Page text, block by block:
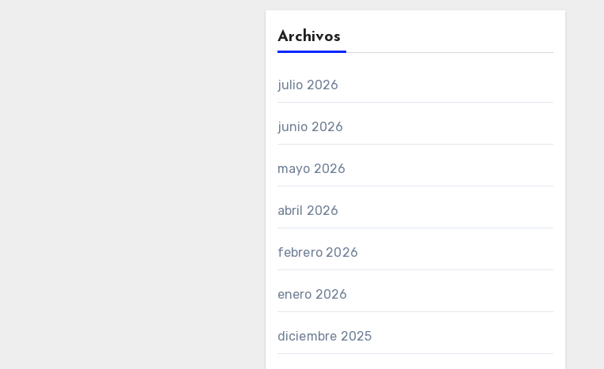
Archivos
julio 2026
junio 2026
mayo 2026
abril 2026
febrero 2026
enero 2026
diciembre 2025